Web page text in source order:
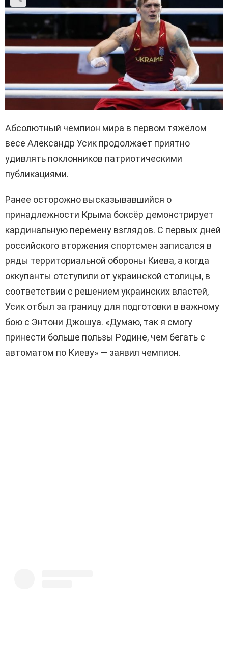
Абсолютный чемпион мира в первом тяжёлом
весе Александр Усик продолжает приятно
удивлять поклонников патриотическими
публикациями.
Ранее осторожно высказывавшийся о
принадлежности Крыма боксёр демонстрирует
кардинальную перемену взглядов. С первых дней
российского вторжения спортсмен записался в
ряды территориальной обороны Киева, а когда
оккупанты отступили от украинской столицы, в
соответствии с решением украинских властей,
Усик отбыл за границу для подготовки в важному
бою с Энтони Джошуа. «Думаю, так я смогу
принести больше пользы Родине, чем бегать с
автоматом по Киеву» — заявил чемпион.